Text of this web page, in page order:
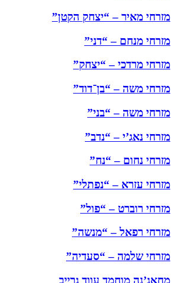
מזרחי מאיר – “יצחק הקטן”
מזרחי מנחם – “דני”
מזרחי מרדכי – “יצחק”
מזרחי משה – “בן־דוד”
מזרחי משה – “בני”
מזרחי נאג’י – “נדב”
מזרחי נחום – “נח”
מזרחי עזרא – “נפתלי”
מזרחי רוברט – “פול”
מזרחי רפאל – “מנשה”
מזרחי שלמה – “סעדיה”
מחאג’נה מוחמד עווד גרייב